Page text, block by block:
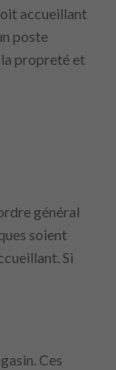
accueillant
poste
propreté et
général
soient
Si
Ces